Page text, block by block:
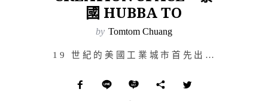
國 HUBBA TO
by Tomtom Chuang
19 世紀的美國工業城市首先出現商業辦公室，新的資訊傳播方式、建築材料、技術以及空調設備的進步，都成…